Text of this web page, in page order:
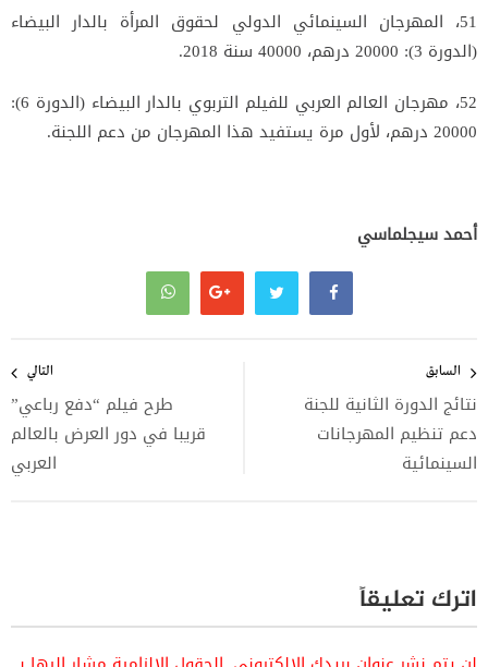
51، المهرجان السينمائي الدولي لحقوق المرأة بالدار البيضاء
(الدورة 3): 20000 درهم، 40000 سنة 2018.
52، مهرجان العالم العربي للفيلم التربوي بالدار البيضاء (الدورة 6):
20000 درهم، لأول مرة يستفيد هذا المهرجان من دعم اللجنة.
أحمد سيجلماسي
المقالات
السابق
نتائج الدورة الثانية للجنة
دعم تنظيم المهرجانات
السينمائية
التالي
طرح فيلم “دفع رباعي”
قريبا في دور العرض بالعالم
العربي
اترك تعليقاً